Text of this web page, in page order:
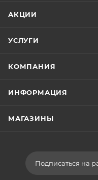
АКЦИИ
УСЛУГИ
КОМПАНИЯ
ИНФОРМАЦИЯ
МАГАЗИНЫ
Подписаться на